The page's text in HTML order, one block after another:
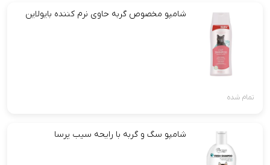
شامپو مخصوص گربه حاوی نرم کننده بایولاین
تمام شده
شامپو سگ و گربه با رایحه سیب پرسا